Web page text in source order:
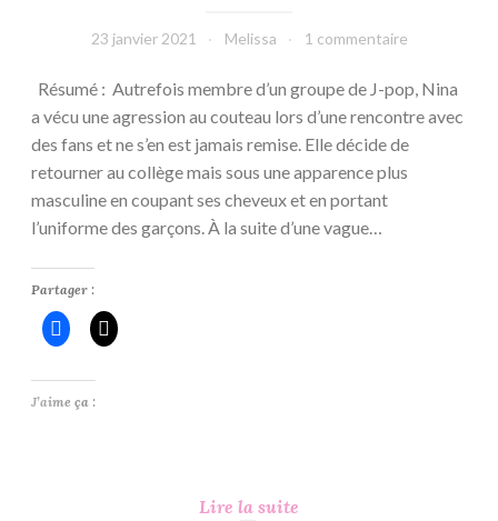
23 janvier 2021 Melissa 1 commentaire
Résumé : Autrefois membre d’un groupe de J-pop, Nina
a vécu une agression au couteau lors d’une rencontre avec
des fans et ne s’en est jamais remise. Elle décide de
retourner au collège mais sous une apparence plus
masculine en coupant ses cheveux et en portant
l’uniforme des garçons. À la suite d’une vague…
Lire la suite
Partager :
J’aime ça :